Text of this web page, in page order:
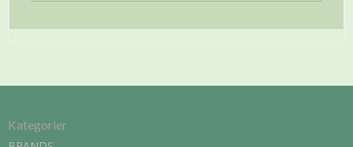
Kategorier